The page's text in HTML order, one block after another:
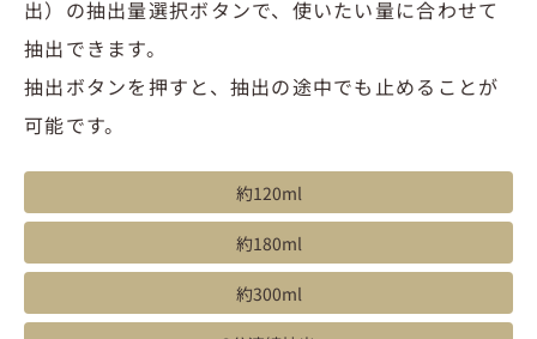
出）の抽出量選択ボタンで、使いたい量に合わせて
抽出できます。
抽出ボタンを押すと、抽出の途中でも止めることが
可能です。
約120ml
約180ml
約300ml